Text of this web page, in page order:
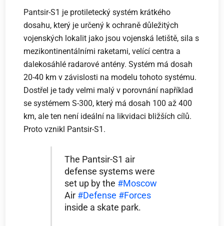
Pantsir-S1 je protiletecký systém krátkého
dosahu, který je určený k ochraně důležitých
vojenských lokalit jako jsou vojenská letiště, sila s
mezikontinentálními raketami, velící centra a
dalekosáhlé radarové antény. Systém má dosah
20-40 km v závislosti na modelu tohoto systému.
Dostřel je tady velmi malý v porovnání například
se systémem S-300, který má dosah 100 až 400
km, ale ten není ideální na likvidaci bližších cílů.
Proto vznikl Pantsir-S1.
The Pantsir-S1 air
defense systems were
set up by the #Moscow
Air #Defense #Forces
inside a skate park.